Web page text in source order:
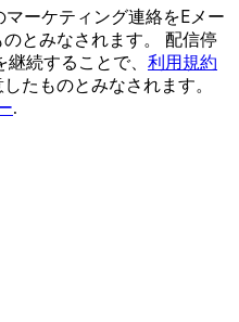
ーケティング連絡をEメー
とみなされます。 配信停
続することで、 利用規約
たものとみなされます。
.